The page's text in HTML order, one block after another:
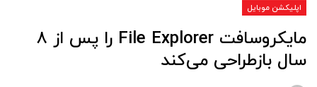
اپلیکشن موبایل
مایکروسافت File Explorer را پس از ۸
سال بازطراحی می‌کند